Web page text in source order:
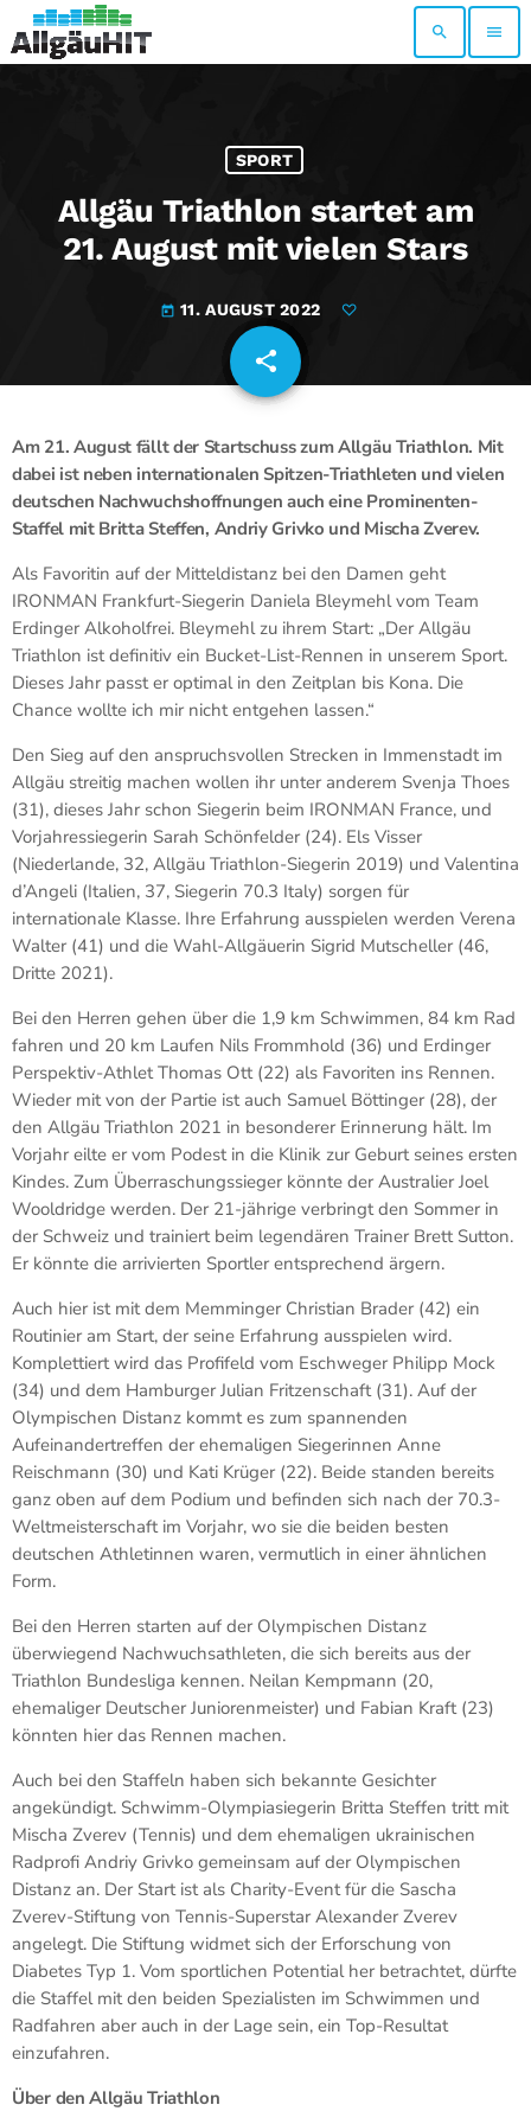
search menu
SPORT
Allgäu Triathlon startet am
21. August mit vielen Stars
today 11. AUGUST 2022
share
email
Am 21. August fällt der Startschuss zum Allgäu Triathlon. Mit
dabei ist neben internationalen Spitzen-Triathleten und vielen
deutschen Nachwuchshoffnungen auch eine Prominenten-
Staffel mit Britta Steffen, Andriy Grivko und Mischa Zverev.
Als Favoritin auf der Mitteldistanz bei den Damen geht
IRONMAN Frankfurt-Siegerin Daniela Bleymehl vom Team
Erdinger Alkoholfrei. Bleymehl zu ihrem Start: „Der Allgäu
Triathlon ist definitiv ein Bucket-List-Rennen in unserem Sport.
Dieses Jahr passt er optimal in den Zeitplan bis Kona. Die
Chance wollte ich mir nicht entgehen lassen.“
Den Sieg auf den anspruchsvollen Strecken in Immenstadt im
Allgäu streitig machen wollen ihr unter anderem Svenja Thoes
(31), dieses Jahr schon Siegerin beim IRONMAN France, und
Vorjahressiegerin Sarah Schönfelder (24). Els Visser
(Niederlande, 32, Allgäu Triathlon-Siegerin 2019) und Valentina
d’Angeli (Italien, 37, Siegerin 70.3 Italy) sorgen für
internationale Klasse. Ihre Erfahrung ausspielen werden Verena
Walter (41) und die Wahl-Allgäuerin Sigrid Mutscheller (46,
Dritte 2021).
Bei den Herren gehen über die 1,9 km Schwimmen, 84 km Rad
fahren und 20 km Laufen Nils Frommhold (36) und Erdinger
Perspektiv-Athlet Thomas Ott (22) als Favoriten ins Rennen.
Wieder mit von der Partie ist auch Samuel Böttinger (28), der
den Allgäu Triathlon 2021 in besonderer Erinnerung hält. Im
Vorjahr eilte er vom Podest in die Klinik zur Geburt seines ersten
Kindes. Zum Überraschungssieger könnte der Australier Joel
Wooldridge werden. Der 21-jährige verbringt den Sommer in
der Schweiz und trainiert beim legendären Trainer Brett Sutton.
Er könnte die arrivierten Sportler entsprechend ärgern.
Auch hier ist mit dem Memminger Christian Brader (42) ein
Routinier am Start, der seine Erfahrung ausspielen wird.
Komplettiert wird das Profifeld vom Eschweger Philipp Mock
(34) und dem Hamburger Julian Fritzenschaft (31). Auf der
Olympischen Distanz kommt es zum spannenden
Aufeinandertreffen der ehemaligen Siegerinnen Anne
Reischmann (30) und Kati Krüger (22). Beide standen bereits
ganz oben auf dem Podium und befinden sich nach der 70.3-
Weltmeisterschaft im Vorjahr, wo sie die beiden besten
deutschen Athletinnen waren, vermutlich in einer ähnlichen
Form.
Bei den Herren starten auf der Olympischen Distanz
überwiegend Nachwuchsathleten, die sich bereits aus der
Triathlon Bundesliga kennen. Neilan Kempmann (20,
ehemaliger Deutscher Juniorenmeister) und Fabian Kraft (23)
könnten hier das Rennen machen.
Auch bei den Staffeln haben sich bekannte Gesichter
angekündigt. Schwimm-Olympiasiegerin Britta Steffen tritt mit
Mischa Zverev (Tennis) und dem ehemaligen ukrainischen
Radprofi Andriy Grivko gemeinsam auf der Olympischen
Distanz an. Der Start ist als Charity-Event für die Sascha
Zverev-Stiftung von Tennis-Superstar Alexander Zverev
angelegt. Die Stiftung widmet sich der Erforschung von
Diabetes Typ 1. Vom sportlichen Potential her betrachtet, dürfte
die Staffel mit den beiden Spezialisten im Schwimmen und
Radfahren aber auch in der Lage sein, ein Top-Resultat
einzufahren.
Über den Allgäu Triathlon